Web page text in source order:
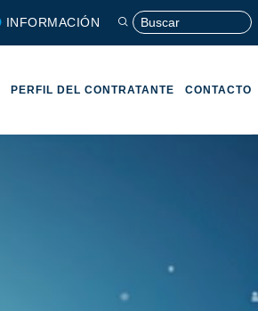
INFORMACIÓN
PERFIL DEL CONTRATANTE CONTACTO